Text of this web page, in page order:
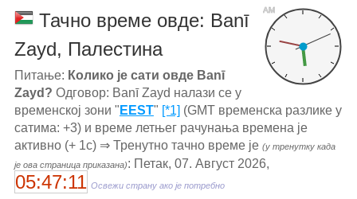
AM
Тачно време овде: Banī
Zayd, Палестина
Питање: Колико је сати овде Banī
Zayd? Одговор: Banī Zayd налази се у
временској зони " EEST" [*1] (GMT временска разлике у
сатима: +3) и време летњег рачунања времена је
активно (+ 1с) ⇒ Тренутно тачно време је (у тренутку када
је ова страница приказана): Петак, 07. Август 2026,
05:47:11 Освежи страну ако је потребно